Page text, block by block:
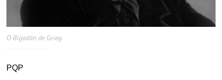
O Bigodón de Grieg.
PQP